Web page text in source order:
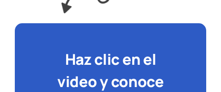
Haz clic en el
video y conoce